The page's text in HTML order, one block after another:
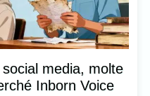
media, molte
Inborn Voice